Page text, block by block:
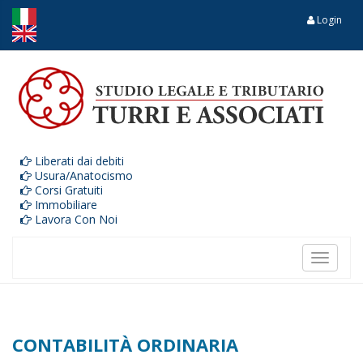
Login
Liberati dai debiti
Usura/Anatocismo
Corsi Gratuiti
Immobiliare
Lavora Con Noi
Toggle
CONTABILITÀ ORDINARIA